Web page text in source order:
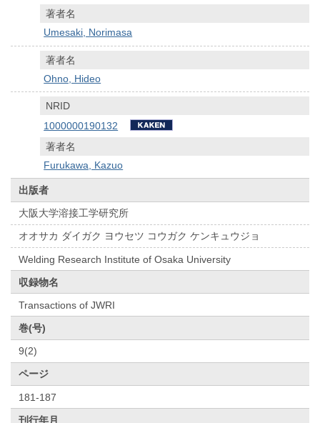
著者名
Umesaki, Norimasa
著者名
Ohno, Hideo
NRID
1000000190132
著者名
Furukawa, Kazuo
出版者
大阪大学溶接工学研究所
オオサカ ダイガク ヨウセツ コウガク ケンキュウジョ
Welding Research Institute of Osaka University
収録物名
Transactions of JWRI
巻(号)
9(2)
ページ
181-187
刊行年月